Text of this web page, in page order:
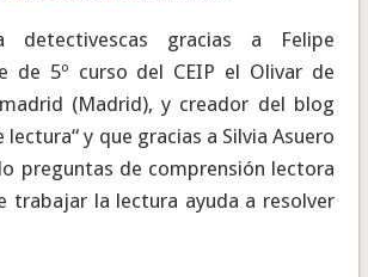
detectivescas gracias a Felipe
de 5º curso del CEIP el Olivar de
(Madrid), y creador del blog
lectura“ y que gracias a Silvia Asuero
preguntas de comprensión lectora
trabajar la lectura ayuda a resolver